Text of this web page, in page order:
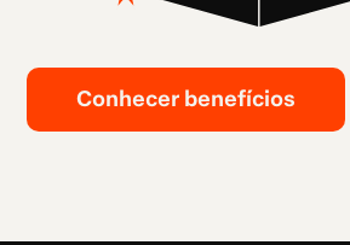
Conhecer benefícios